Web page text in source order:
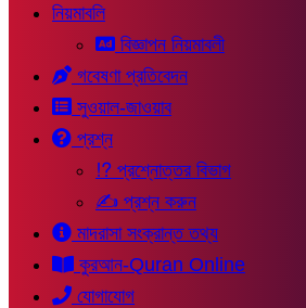
নিয়মাবলি
বিজ্ঞাপন নিয়মাবলী
গবেষণা প্রতিবেদন
সুওয়াল-জাওয়াব
প্রশ্ন
⁉ প্রশ্নোত্তর বিভাগ
✍ প্রশ্ন করুন
মাদরাসা সংক্রান্ত তথ্য
কুরআন-Quran Online
যোগাযোগ